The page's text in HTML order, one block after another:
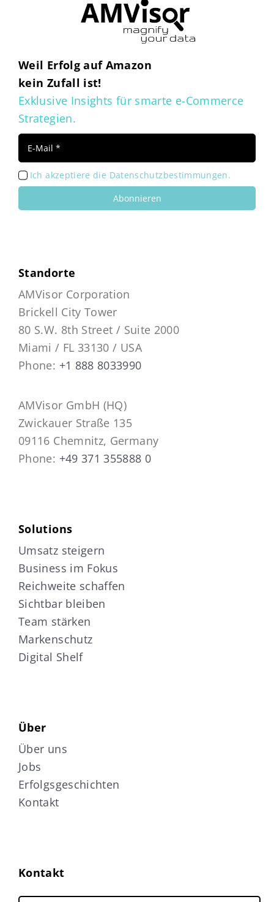
Weil Erfolg auf Amazon
kein Zufall ist!
Exklusive Insights für smarte e-Commerce
Strategien.
Ich akzeptiere die Datenschutzbestimmungen.
Abonnieren
Standorte
AMVisor Corporation
Brickell City Tower
80 S.W. 8th Street / Suite 2000
Miami / FL 33130 / USA
Phone: +1 888 8033990
AMVisor GmbH (HQ)
Zwickauer Straße 135
09116 Chemnitz, Germany
Phone: +49 371 355888 0
Solutions
Umsatz steigern
Business im Fokus
Reichweite schaffen
Sichtbar bleiben
Team stärken
Markenschutz
Digital Shelf
Über
Über uns
Jobs
Erfolgsgeschichten
Kontakt
Kontakt